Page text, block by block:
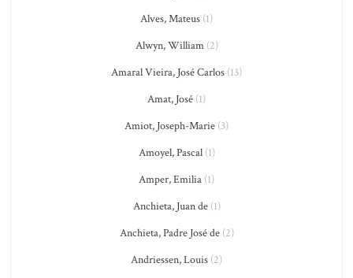
Alves, Mateus (1)
Alwyn, William(2)
Amaral Vieira, José Carlos (13)
Amat, José (1)
Amiot, Joseph-Marie (3)
Amoyel, Pascal(1)
Amper, Emilia (1)
Anchieta, Juan de(1)
Anchieta, Padre José de(2)
Andriessen, Louis (2)